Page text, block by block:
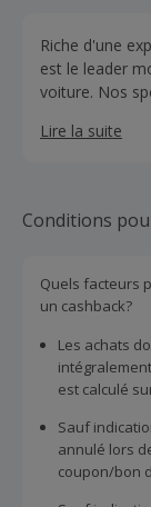
Riche d'une
est le leader
voiture. Nos
location d'une
voiture avec
Lire la suite
Conditions
Quels facteurs
un cashback?
Les achats
est calculé
Sauf
annulé lors
coupon/bon